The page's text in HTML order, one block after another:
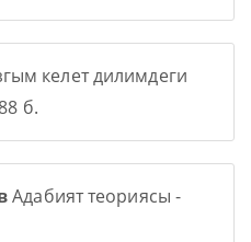
келет дилимдеги
б.
Адабият теориясы -